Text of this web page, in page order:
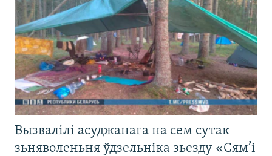
Вызвалілі асуджанага на сем сутак
зьняволеньня ўдзельніка зьезду «Сям’і